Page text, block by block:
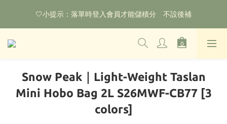
🌟購物滿HKD800即可享香港免運費（不包含手續費）*部分商品
除外
🤍小提示：落單時登入會員才能儲積分　不設後補
‼️2026.1.6 起使用網站新系統！點擊查看舊會員安排‼️
除外
Snow Peak｜Light-Weight Taslan
Mini Hobo Bag 2L S26MWF-CB77 [3
colors]